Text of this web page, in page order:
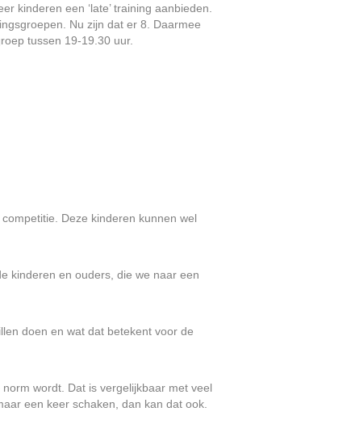
kinderen een ‘late’ training aanbieden.
Nu zijn dat er 8. Daarmee
tussen 19-19.30 uur.
Deze kinderen kunnen wel
kinderen en ouders, die we naar een
doen en wat dat betekent voor de
wordt. Dat is vergelijkbaar met veel
een keer schaken, dan kan dat ook.